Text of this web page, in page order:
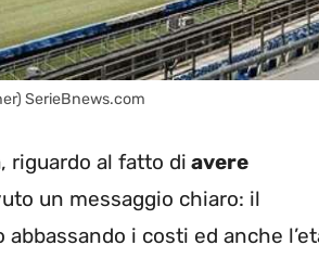
SerieBnews.com
riguardo al fatto di avere
un messaggio chiaro: il
i costi ed anche